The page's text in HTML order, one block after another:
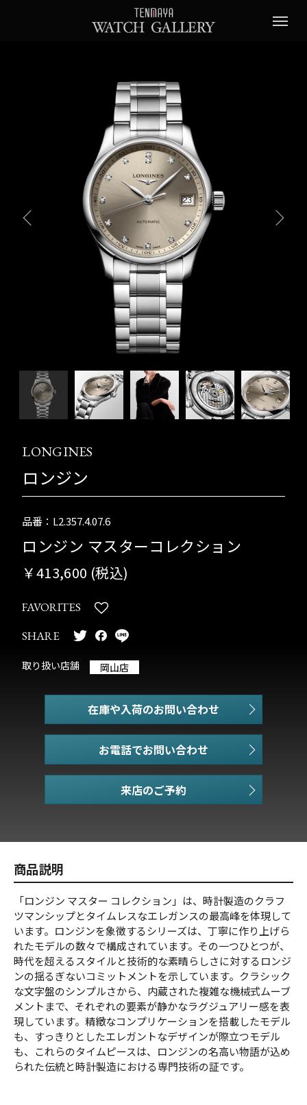
LONGINES
ロンジン
品番：L2.357.4.07.6
ロンジン マスターコレクション
￥413,600 (税込)
FAVORITES
SHARE
取り扱い店舗 岡山店
在庫や入荷のお問い合わせ
お電話でお問い合わせ
商品説明
「ロンジン マスター コレクション」は、時計製造のクラフ
ツマンシップとタイムレスなエレガンスの最高峰を体現して
います。ロンジンを象徴するシリーズは、丁寧に作り上げら
れたモデルの数々で構成されています。その一つひとつが、
時代を超えるスタイルと技術的な素晴らしさに対するロンジ
ンの揺るぎないコミットメントを示しています。クラシック
な文字盤のシンプルさから、内蔵された複雑な機械式ムーブ
メントまで、それぞれの要素が静かなラグジュアリー感を表
現しています。精緻なコンプリケーションを搭載したモデル
も、すっきりとしたエレガントなデザインが際立つモデル
も、これらのタイムピースは、ロンジンの名高い物語が込め
られた伝統と時計製造における専門技術の証です。